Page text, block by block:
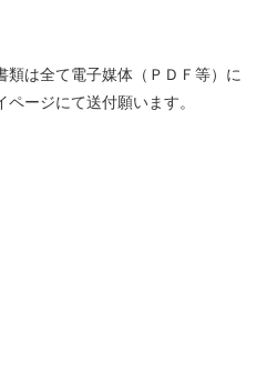
類は全て電子媒体（ＰＤＦ等）に
ージにて送付願います。